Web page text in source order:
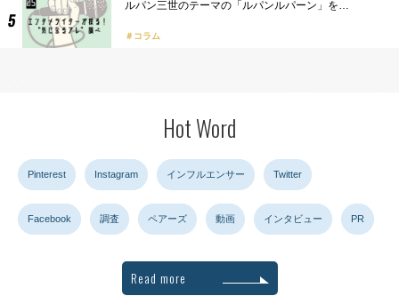
ルパン三世のテーマの「ルパンルパーン」を…
コラム
Hot Word
Pinterest Instagram インフルエンサー Twitter
Facebook 調査 ペアーズ 動画 インタビュー PR
Read more